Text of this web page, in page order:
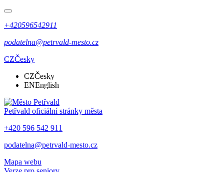
+420596542911
podatelna@petrvald-mesto.cz
CZČesky
CZČesky
ENEnglish
Petřvald oficiální stránky města
+420 596 542 911
podatelna@petrvald-mesto.cz
Mapa webu